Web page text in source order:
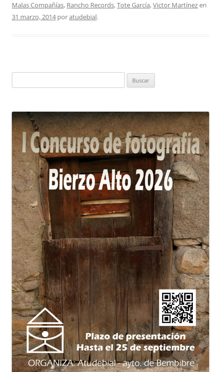
Malas Compañías, Rancho Records,Tote García,Victor Martínezen
31 marzo, 2014poratudebial.